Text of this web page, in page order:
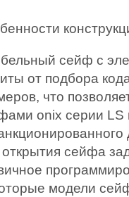
сейф с
от подбора
что
onix серии LS
сейфа
модели